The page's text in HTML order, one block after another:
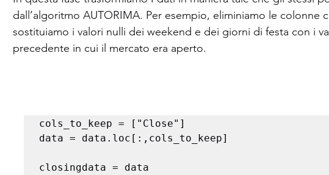
dall’algoritmo AUTORIMA. Per esempio, eliminiamo le colonne
sostituiamo i valori nulli dei weekend e dei giorni di festa con i
precedente in cui il mercato era aperto.
cols_to_keep = ["Close"]
data = data.loc[:,cols_to_keep]
closingdata = data